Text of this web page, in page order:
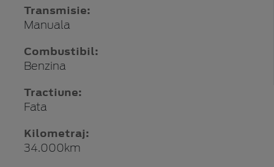
Transmisie:
Manuala
Combustibil:
Benzina
Tractiune:
Fata
Kilometraj:
34.000km